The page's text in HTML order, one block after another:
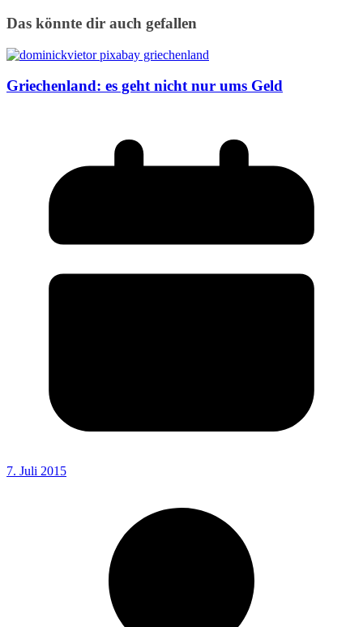
Das könnte dir auch gefallen
Griechenland: es geht nicht nur ums Geld
7. Juli 2015